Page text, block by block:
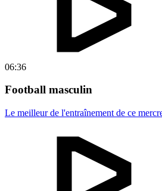
06:36
Football masculin
Le meilleur de l'entraînement de ce